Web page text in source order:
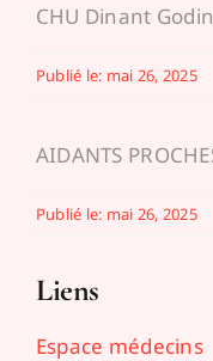
CHU Dinant
Publié le: mai 26, 2025
AIDANTS
Publié le: mai 26, 2025
Liens
Espace médecins